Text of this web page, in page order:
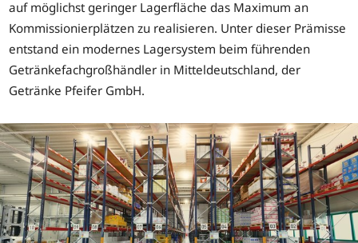
auf möglichst geringer Lagerfläche das Maximum an
Kommissionierplätzen zu realisieren. Unter dieser Prämisse
entstand ein modernes Lagersystem beim führenden
Getränkefachgroßhändler in Mitteldeutschland, der
Getränke Pfeifer GmbH.